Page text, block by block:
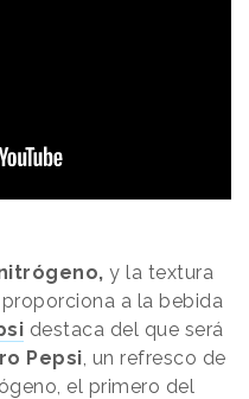
y la textura
a la bebida
destaca del que será
Pepsi, un refresco de
el primero del